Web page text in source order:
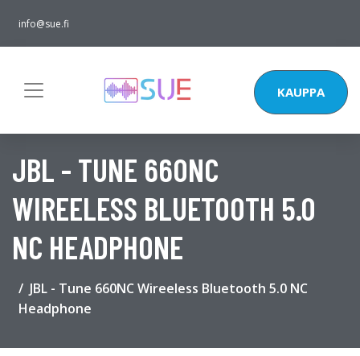
info@sue.fi
KAUPPA
JBL - TUNE 660NC
WIREELESS BLUETOOTH 5.0
NC HEADPHONE
JBL - Tune 660NC Wireeless Bluetooth 5.0 NC
Headphone